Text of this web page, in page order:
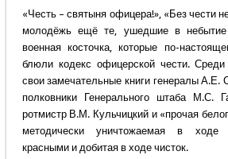
«Честь – святыня офицера!», «Без чести
молодёжь ещё те, ушедшие в
военная косточка, которые по-
блюли кодекс офицерской чести.
свои замечательные книги генералы А.Е.
полковники Генерального штаба М.С.
ротмистр В.М. Кульчицкий и «прочая
методически уничтожаемая в ходе
красными и добитая в ходе чисток.